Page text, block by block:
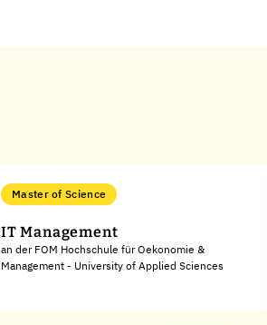
Master of Science
IT Management
an der FOM Hochschule für Oekonomie &
Management - University of Applied Sciences